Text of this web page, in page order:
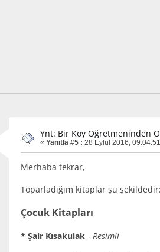
Ynt: Bir Köy Öğretmeninden
« Yanıtla #5 : 28 Eylül 2016,
Merhaba tekrar,
Toparladığım kitaplar şu şekildedir:
Çocuk Kitapları
* Şair Kısakulak - Resimli